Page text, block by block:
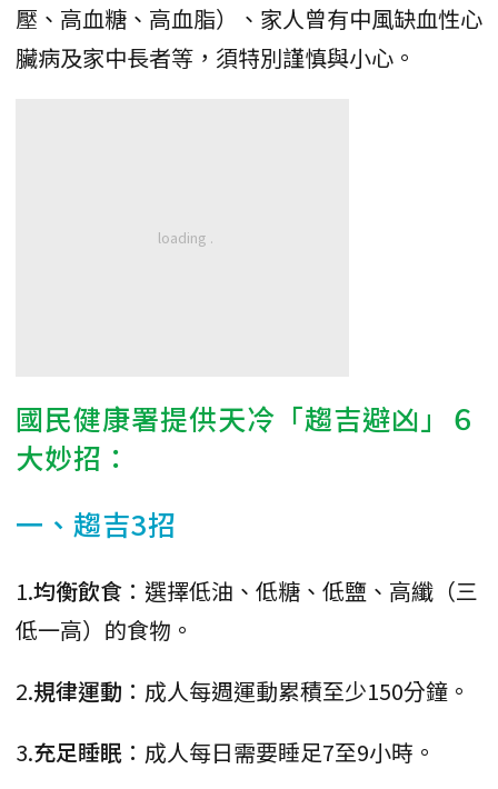
壓、高血糖、高血脂）、家人曾有中風缺血性心
臟病及家中長者等，須特別謹慎與小心。
國民健康署提供天冷「趨吉避凶」６
大妙招：
一、趨吉3招
1.均衡飲食 ：選擇低油、低糖、低鹽、高纖（三
低一高）的食物。
2.規律運動 ：成人每週運動累積至少150分鐘。
3.充足睡眠 ：成人每日需要睡足7至9小時。